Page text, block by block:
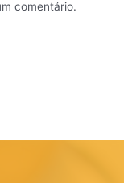
comentário.